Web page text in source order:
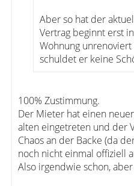
Aber so hat der
Vertrag beginnt erst
Wohnung
schuldet er keine
100% Zustimmung.
Der Mieter hat einen
alten eingetreten und der
Chaos an der Backe (da
noch nicht einmal offiziell
Also irgendwie schon,